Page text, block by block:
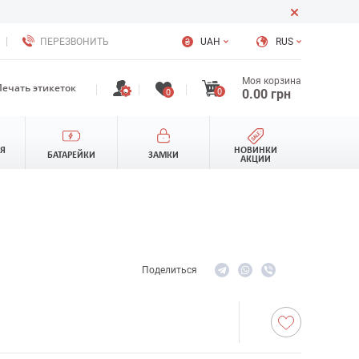
ПЕРЕЗВОНИТЬ UAH RUS
0 0
Моя корзина
0.00 грн
этикеток
БАТАРЕЙКИ ЗАМКИ
НОВИНКИ
АКЦИИ
Поделиться